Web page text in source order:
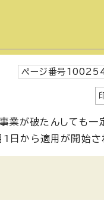
ページ番号
業が破たんしても
日から適用が開始さ